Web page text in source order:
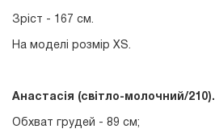
Зріст - 167 см.
На моделі розмір ХS.
Анастасія (світло-молочний/210).
Обхват грудей - 89 см;